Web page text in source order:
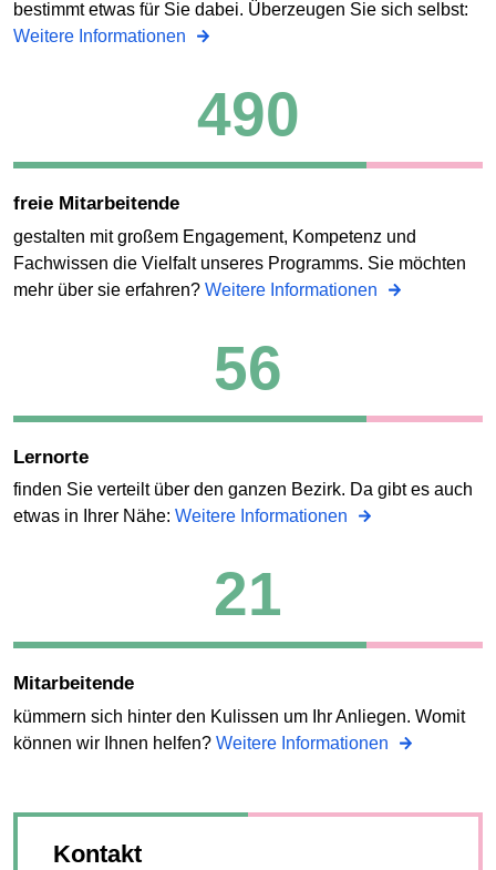
bestimmt etwas für Sie dabei. Überzeugen Sie sich selbst:
Weitere Informationen
490
freie Mitarbeitende
gestalten mit großem Engagement, Kompetenz und
Fachwissen die Vielfalt unseres Programms. Sie möchten
mehr über sie erfahren? Weitere Informationen
56
Lernorte
finden Sie verteilt über den ganzen Bezirk. Da gibt es auch
etwas in Ihrer Nähe: Weitere Informationen
21
Mitarbeitende
kümmern sich hinter den Kulissen um Ihr Anliegen. Womit
können wir Ihnen helfen? Weitere Informationen
Kontakt